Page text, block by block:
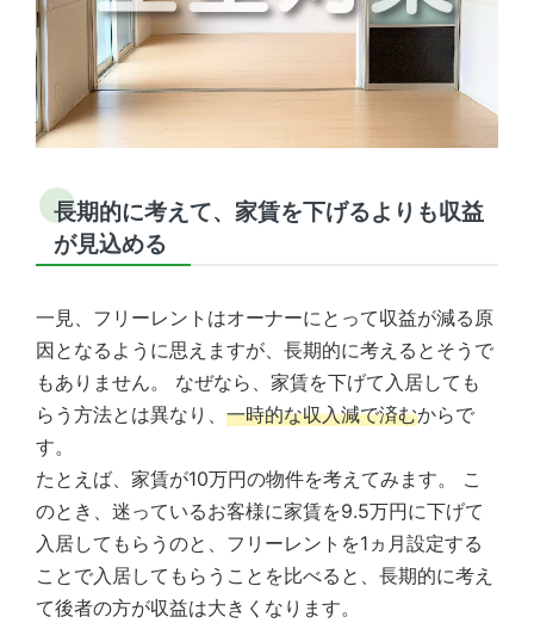
長期的に考えて、家賃を下げるよりも収益
が見込める
一見、フリーレントはオーナーにとって収益が減る原
因となるように思えますが、長期的に考えるとそうで
もありません。 なぜなら、家賃を下げて入居しても
らう方法とは異なり、 一時的な収入減で済むからで
す。
たとえば、家賃が10万円の物件を考えてみます。 こ
のとき、迷っているお客様に家賃を9.5万円に下げて
入居してもらうのと、フリーレントを1ヵ月設定する
ことで入居してもらうことを比べると、長期的に考え
て後者の方が収益は大きくなります。